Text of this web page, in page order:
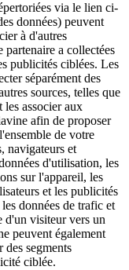
via le lien ci-
données) peuvent
à d'autres
a collectées
publicités ciblées. Les
séparément des
sources, telles que
associer aux
afin de proposer
de votre
navigateurs et
d'utilisation, les
sur l'appareil, les
et les publicités
données de trafic et
d'un visiteur vers un
peuvent également
segments
ciblée.